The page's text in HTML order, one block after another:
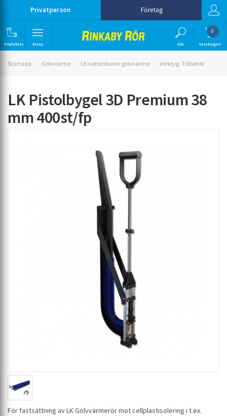
Privatperson Företag
Produkter Meny Sök
0
Varukorgen
Startsida Golvvärme LK vattenburen golvvärme Verktyg, Tillbehör
LK Pistolbygel 3D Premium 38
mm 400st/fp
För fastsättning av LK Golvvärmerör mot cellplastisolering i t.ex.